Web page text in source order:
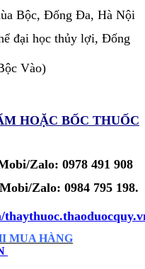
Bộc, Đống Đa, Hà Nội
đại học thủy lợi, Đống
Vào)
HOẶC BỐC THUỐC
Zalo: 0978 491 908
Mobi/Zalo: 0984 795 198.
MUA HÀNG